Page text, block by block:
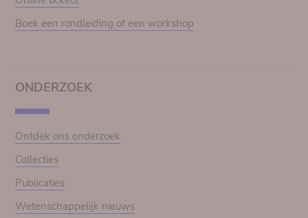
Boek een rondleiding of een workshop
ONDERZOEK
Ontdek ons onderzoek
Collecties
Publicaties
Wetenschappelijk nieuws